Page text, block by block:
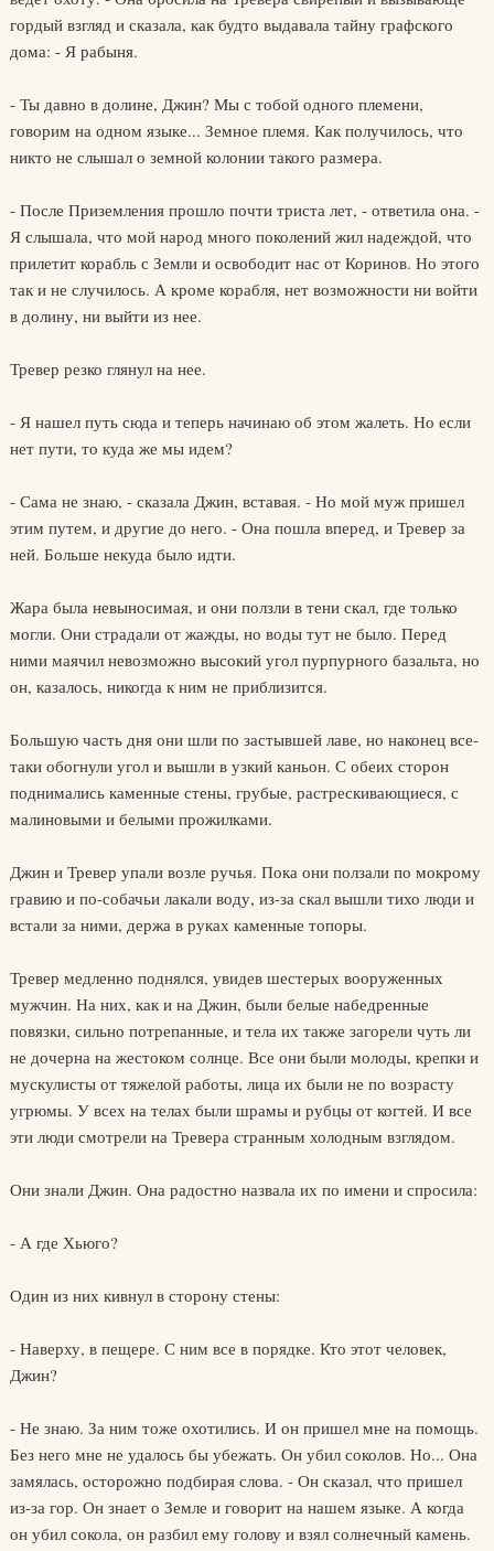
гордый взгляд и сказала, как будто выдавала тайну графского
дома: - Я рабыня.
- Ты давно в долине, Джин? Мы с тобой одного племени,
говорим на одном языке... Земное племя. Как получилось, что
никто не слышал о земной колонии такого размера.
- После Приземления прошло почти триста лет, - ответила она. -
Я слышала, что мой народ много поколений жил надеждой, что
прилетит корабль с Земли и освободит нас от Коринов. Но этого
так и не случилось. А кроме корабля, нет возможности ни войти
в долину, ни выйти из нее.
Тревер резко глянул на нее.
- Я нашел путь сюда и теперь начинаю об этом жалеть. Но если
нет пути, то куда же мы идем?
- Сама не знаю, - сказала Джин, вставая. - Но мой муж пришел
этим путем, и другие до него. - Она пошла вперед, и Тревер за
ней. Больше некуда было идти.
Жара была невыносимая, и они ползли в тени скал, где только
могли. Они страдали от жажды, но воды тут не было. Перед
ними маячил невозможно высокий угол пурпурного базальта, но
он, казалось, никогда к ним не приблизится.
Большую часть дня они шли по застывшей лаве, но наконец все-
таки обогнули угол и вышли в узкий каньон. С обеих сторон
поднимались каменные стены, грубые, растрескивающиеся, с
малиновыми и белыми прожилками.
Джин и Тревер упали возле ручья. Пока они ползали по мокрому
гравию и по-собачьи лакали воду, из-за скал вышли тихо люди и
встали за ними, держа в руках каменные топоры.
Тревер медленно поднялся, увидев шестерых вооруженных
мужчин. На них, как и на Джин, были белые набедренные
повязки, сильно потрепанные, и тела их также загорели чуть ли
не дочерна на жестоком солнце. Все они были молоды, крепки и
мускулисты от тяжелой работы, лица их были не по возрасту
угрюмы. У всех на телах были шрамы и рубцы от когтей. И все
эти люди смотрели на Тревера странным холодным взглядом.
Они знали Джин. Она радостно назвала их по имени и спросила:
- А где Хьюго?
Один из них кивнул в сторону стены:
- Наверху, в пещере. С ним все в порядке. Кто этот человек,
Джин?
- Не знаю. За ним тоже охотились. И он пришел мне на помощь.
Без него мне не удалось бы убежать. Он убил соколов. Но... Она
замялась, осторожно подбирая слова. - Он сказал, что пришел
из-за гор. Он знает о Земле и говорит на нашем языке. А когда
он убил сокола, он разбил ему голову и взял солнечный камень.